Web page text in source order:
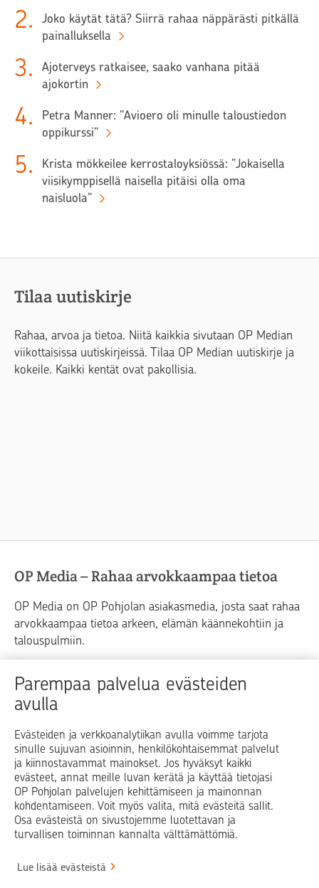
Parempaa palvelua evästeiden
avulla
Evästeiden ja verkkoanalytiikan avulla voimme tarjota
sinulle sujuvan asioinnin, henkilökohtaisemmat palvelut
ja kiinnostavammat mainokset. Jos hyväksyt kaikki
evästeet, annat meille luvan kerätä ja käyttää tietojasi
OP Pohjolan palvelujen kehittämiseen ja mainonnan
kohdentamiseen. Voit myös valita, mitä evästeitä sallit.
Osa evästeistä on sivustojemme luotettavan ja
turvallisen toiminnan kannalta välttämättömiä.
Lue lisää evästeistä
2.
Joko käytät tätä? Siirrä rahaa näppärästi pitkällä
painalluksella
3.
Ajoterveys ratkaisee, saako vanhana pitää
ajokortin
4.
Petra Manner: ”Avioero oli minulle taloustiedon
oppikurssi”
5.
Krista mökkeilee kerrostaloyksiössä: ”Jokaisella
viisikymppisellä naisella pitäisi olla oma
naisluola”
Tilaa uutiskirje
Rahaa, arvoa ja tietoa. Niitä kaikkia sivutaan OP Median
viikottaisissa uutiskirjeissä. Tilaa OP Median uutiskirje ja
kokeile. Kaikki kentät ovat pakollisia.
OP Media – Rahaa arvokkaampaa tietoa
OP Media on OP Pohjolan asiakasmedia, josta saat rahaa
arvokkaampaa tietoa arkeen, elämän käännekohtiin ja
talouspulmiin.
Raha Elämä
Yrityselämä
Blogit ja puheenvuorot
Op.fi OP Koti Pohjola Vahinkoapu
Facebook
X LinkedInInstagram